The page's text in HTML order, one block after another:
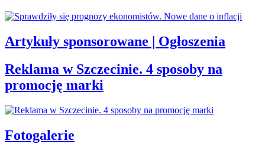
Artykuły sponsorowane | Ogłoszenia
Reklama w Szczecinie. 4 sposoby na
promocję marki
Fotogalerie